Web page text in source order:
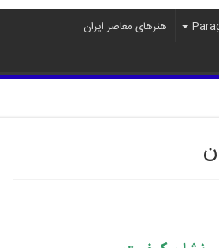
هنرهای معاصر ایران